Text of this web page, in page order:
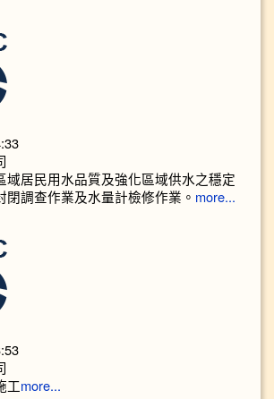
域居民用水品質及強化區域供水之穩定
閉調查作業及水量計檢修作業。 more...
工more...